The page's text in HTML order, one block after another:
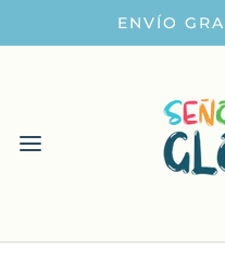
ENVÍO